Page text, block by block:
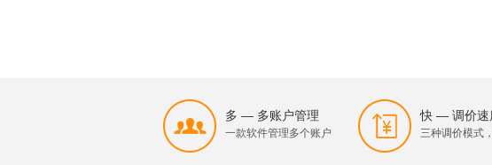
多 — 多账户管理
一款软件管理多个账户
快 — 调价速
三种调价模式